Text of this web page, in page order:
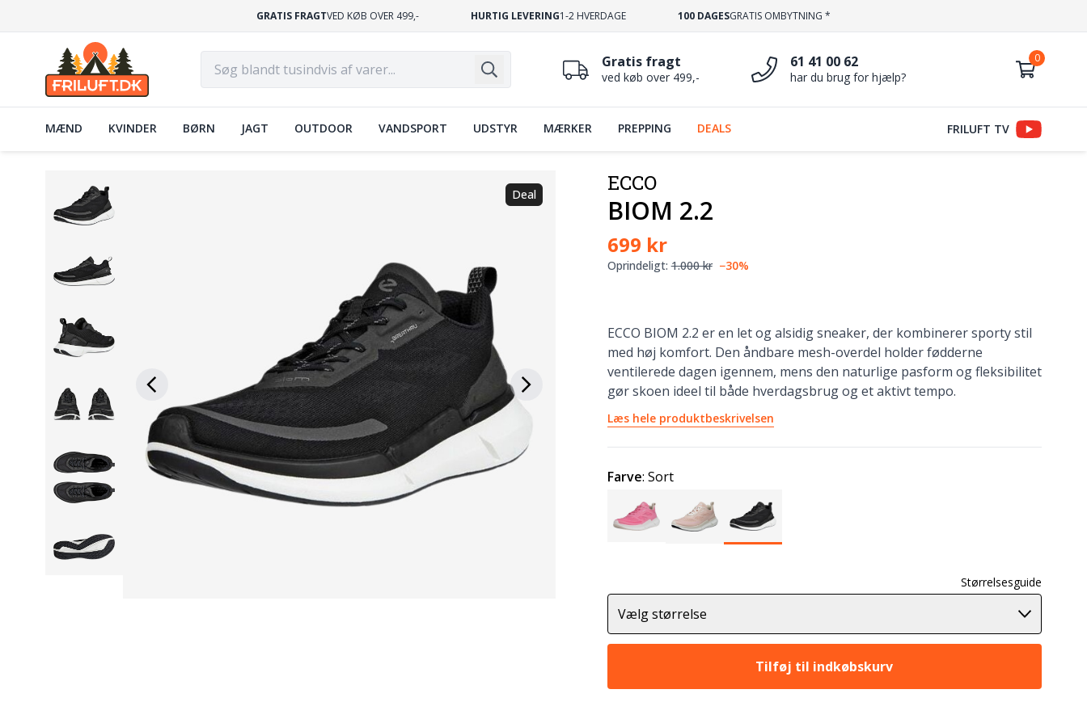
GRATIS FRAGTVED KØB OVER 499,- HURTIG LEVERING1-2 HVERDAGE 100 DAGESGRATIS OMBYTNING *
Gratis fragt
ved køb over 499,-
61 41 00 62
har du brug for hjælp?
MÆND KVINDER BØRN JAGT OUTDOOR VANDSPORT UDSTYR MÆRKER PREPPING DEALS FRILUFT TV
Deal ECCO
BIOM 2.2
699 kr
Oprindeligt: 1.000 kr −30%
ECCO BIOM 2.2 er en let og alsidig sneaker, der kombinerer sporty stil
med høj komfort. Den åndbare mesh-overdel holder fødderne
ventilerede dagen igennem, mens den naturlige pasform og fleksibilitet
gør skoen ideel til både hverdagsbrug og et aktivt tempo.
Læs hele produktbeskrivelsen
Farve: Sort
Størrelsesguide
Vælg størrelse
Tilføj til indkøbskurv